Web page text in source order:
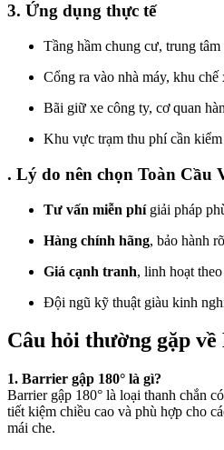
3. Ứng dụng thực tế
Tầng hầm chung cư, trung
Cổng ra vào nhà máy, khu chế
Bãi giữ xe công ty, cơ quan
Khu vực trạm thu phí cần
. Lý do nên chọn Toàn Cầu
Tư vấn miễn phígiải pháp
Hàng chính hãng, bảo hành
Giá cạnh tranh, linh hoạt
Đội ngũ kỹ thuật giàu kinh
Câu hỏi thường gặp
1. Barrier gập 180° là gì?
Barrier gập 180° là loại thanh chắn
tiết kiệm chiều cao và phù hợp cho
mái che.